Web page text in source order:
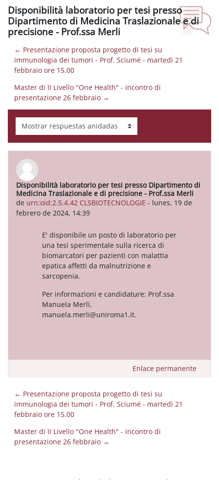
Disponibilità laboratorio per tesi presso
Dipartimento di Medicina Traslazionale e di
precisione - Prof.ssa Merli
← Presentazione proposta progetto di tesi su
immunologia dei tumori - Prof. Sciumé - martedì 21
febbraio ore 15.00
Master di II Livello "One Health" - incontro di
presentazione 26 febbraio →
Mostrar modo
Disponibilità laboratorio per tesi presso Dipartimento di
Medicina Traslazionale e di precisione - Prof.ssa Merli
de urn:oid:2.5.4.42 CLSBIOTECNOLOGIE - lunes, 19 de
febrero de 2024, 14:39
Número de respuestas: 0
E' disponibile un posto di laboratorio per
una tesi sperimentale sulla ricerca di
biomarcatori per pazienti con malattia
epatica affetti da malnutrizione e
sarcopenia.
Per informazioni e candidature: Prof.ssa
Manuela Merli,
manuela.merli@uniroma1.it.
Enlace permanente
← Presentazione proposta progetto di tesi su
immunologia dei tumori - Prof. Sciumé - martedì 21
febbraio ore 15.00
Master di II Livello "One Health" - incontro di
presentazione 26 febbraio →